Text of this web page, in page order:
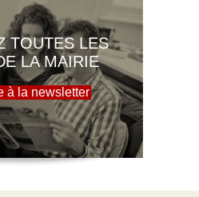
TOUTES LES
LA MAIRIE
à la newsletter